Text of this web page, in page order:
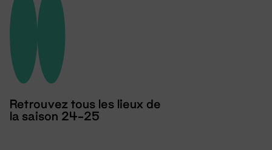
Retrouvez tous les lieux de
la saison 24-25